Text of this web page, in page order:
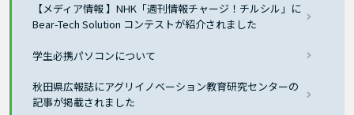
【メディア情報 】NHK「週刊情報チャージ！チルシル」に
Bear-Tech Solution コンテストが紹介されました
学生必携パソコンについて
秋田県広報誌にアグリイノベーション教育研究センターの
記事が掲載されました